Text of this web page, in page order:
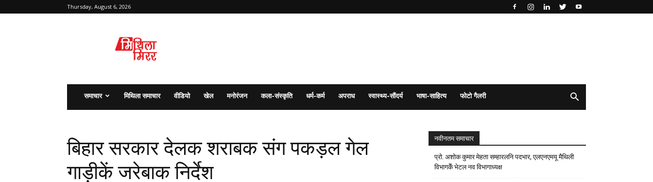
Thursday, August 6, 2026
समाचार मिथिला समाचार वीडियो खेल मनोरंजन कला-संस्कृति धर्म-कर्म अपराध स्वास्थ्य-सौंदर्य भाषा-साहित्य फोटो गैलरी
बिहार सरकार देलक शराबक संग पकड़ल गेल
गाड़ीकें जरेबाक निर्देश
नवीनतम समाचार
प्रो. अशोक कुमार मेहता सम्हारलनि पदभार, एलएनएमयू मैथिली
विभागकेँ भेटल नव विभागाध्यक्ष